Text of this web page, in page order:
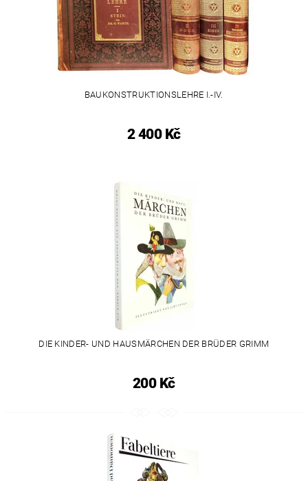
BAUKONSTRUKTIONSLEHRE I.-IV.
2 400 Kč
DIE KINDER- UND HAUSMÄRCHEN DER BRÜDER GRIMM
200 Kč